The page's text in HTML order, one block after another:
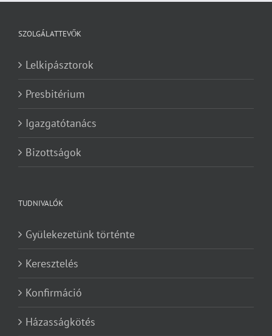
SZOLGÁLATTEVŐK
Lelkipásztorok
Presbitérium
Igazgatótanács
Bizottságok
TUDNIVALÓK
Gyülekezetünk történte
Keresztelés
Konfirmáció
Házasságkötés